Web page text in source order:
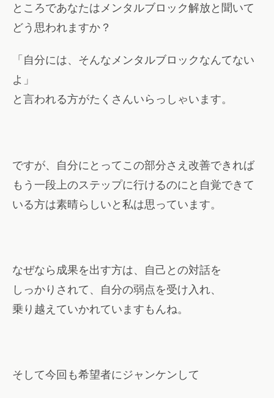
ところであなたはメンタルブロック解放と聞いて
どう思われますか？
「自分には、そんなメンタルブロックなんてない
よ」
と言われる方がたくさんいらっしゃいます。
ですが、自分にとってこの部分さえ改善できれば
もう一段上のステップに行けるのにと自覚できて
いる方は素晴らしいと私は思っています。
なぜなら成果を出す方は、自己との対話を
しっかりされて、自分の弱点を受け入れ、
乗り越えていかれていますもんね。
そして今回も希望者にジャンケンして